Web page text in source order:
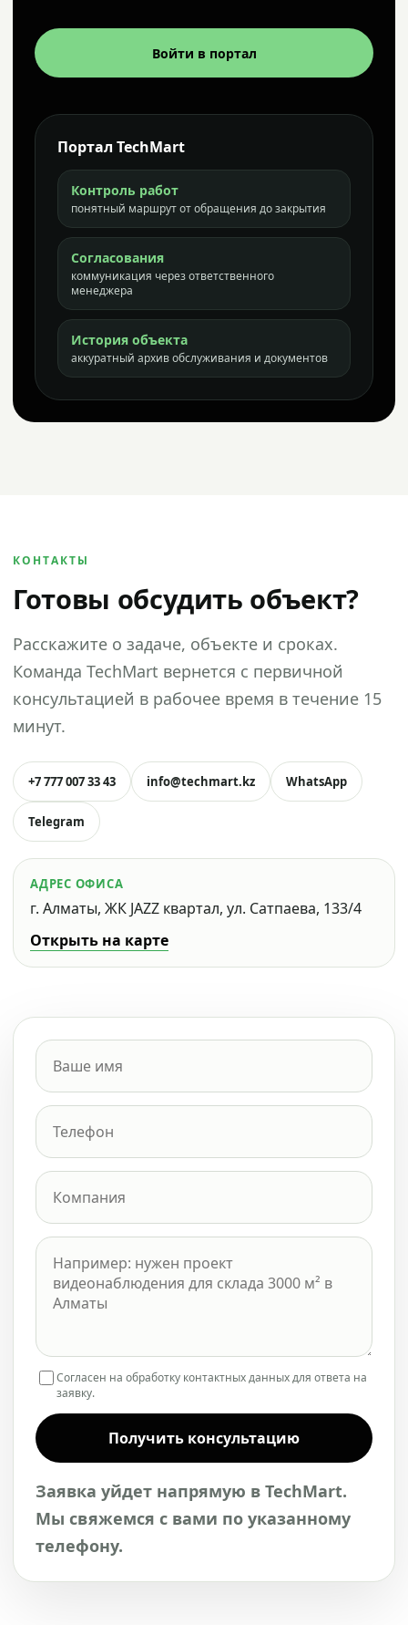
Войти в портал
Портал TechMart
Контроль работ
понятный маршрут от обращения до закрытия
Согласования
коммуникация через ответственного
менеджера
История объекта
аккуратный архив обслуживания и документов
КОНТАКТЫ
Готовы обсудить объект?
Расскажите о задаче, объекте и сроках.
Команда TechMart вернется с первичной
консультацией в рабочее время в течение 15
минут.
+7 777 007 33 43 info@techmart.kz WhatsApp
Telegram
АДРЕС ОФИСА
г. Алматы, ЖК JAZZ квартал, ул. Сатпаева, 133/4
Открыть на карте
Согласен на обработку контактных данных для ответа на
заявку.
Получить консультацию
Заявка уйдет напрямую в TechMart.
Мы свяжемся с вами по указанному
телефону.